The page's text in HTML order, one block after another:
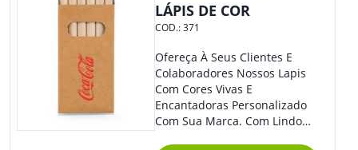
LÁPIS DE COR
COD.:371
Ofereça À Seus Clientes E
Colaboradores Nossos Lapis
Com Cores Vivas E
Encantadoras Personalizado
Com Sua Marca. Com Lindo